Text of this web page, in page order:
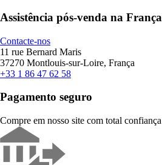
Assistência pós-venda na França
Contacte-nos
11 rue Bernard Maris
37270 Montlouis-sur-Loire, França
+33 1 86 47 62 58
Pagamento seguro
Compre em nosso site com total confiança